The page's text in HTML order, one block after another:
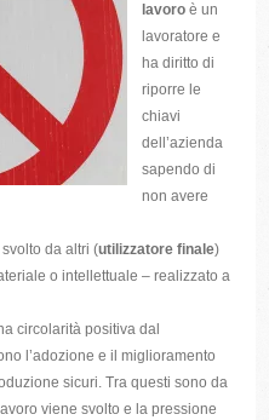
lavoro è un
lavoratore e
ha diritto di
riporre le
chiavi
dell’azienda
sapendo di
non avere
da altri (utilizzatore finale)
o intellettuale – realizzato a
circolarità positiva dal
l’adozione e il miglioramento
sicuri. Tra questi sono da
viene svolto e la pressione